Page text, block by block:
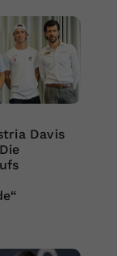
Davis